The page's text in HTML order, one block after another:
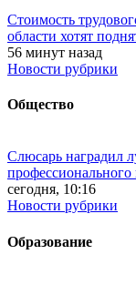
Стоимость
области хотят
56 минут назад
Новости рубрики
Общество
Слюсарь наградил
профессионального
сегодня, 10:16
Новости рубрики
Образование